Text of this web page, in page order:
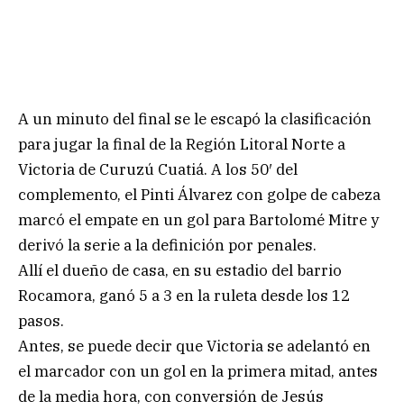
A un minuto del final se le escapó la clasificación
para jugar la final de la Región Litoral Norte a
Victoria de Curuzú Cuatiá. A los 50′ del
complemento, el Pinti Álvarez con golpe de cabeza
marcó el empate en un gol para Bartolomé Mitre y
derivó la serie a la definición por penales.
Allí el dueño de casa, en su estadio del barrio
Rocamora, ganó 5 a 3 en la ruleta desde los 12
pasos.
Antes, se puede decir que Victoria se adelantó en
el marcador con un gol en la primera mitad, antes
de la media hora, con conversión de Jesús